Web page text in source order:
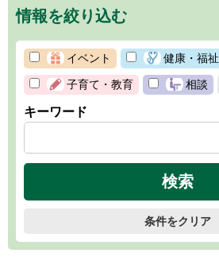
情報を絞り込む
イベント 健康・福祉
子育て・教育 相談
キーワード
条件をクリア